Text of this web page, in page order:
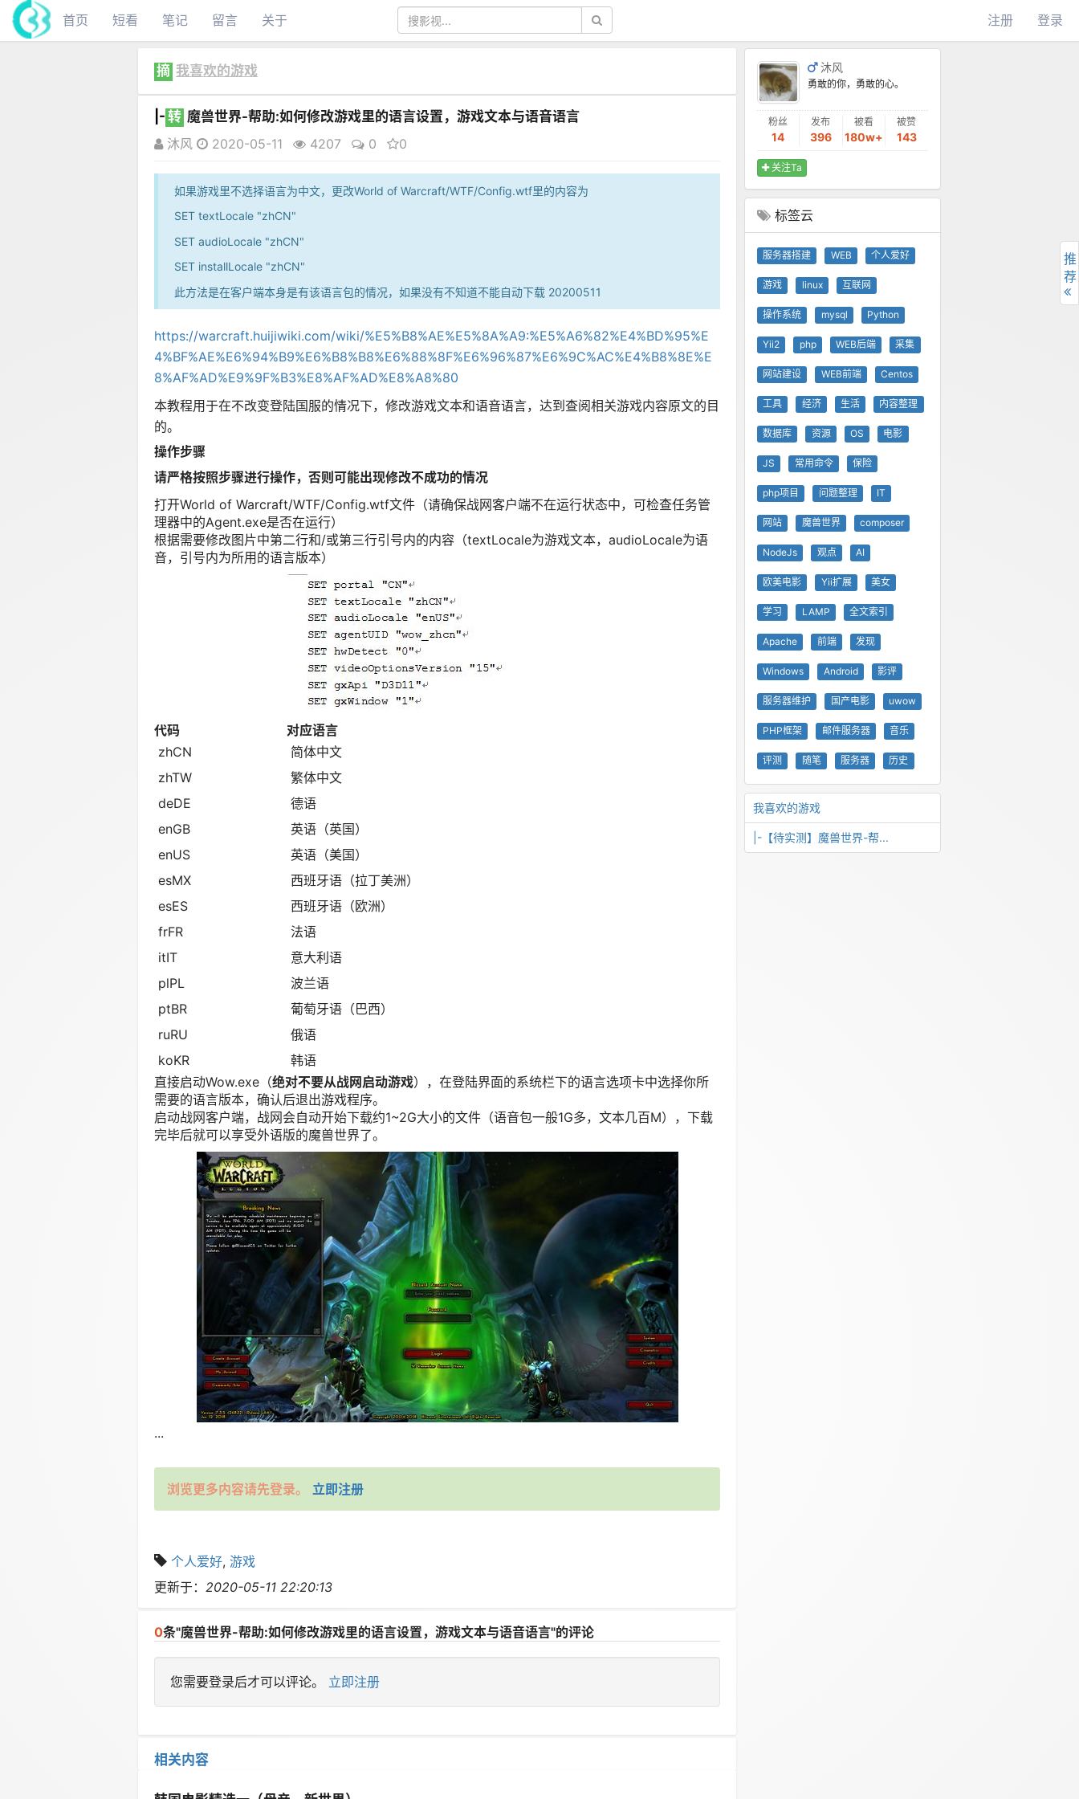
首页 短看 笔记 留言 关于 注册 登录
摘 我喜欢的游戏
|- 转 魔兽世界-帮助:如何修改游戏里的语言设置，游戏文本与语音语言
沐风
2020-05-11 4207 0 0
如果游戏里不选择语言为中文，更改World of Warcraft/WTF/Config.wtf里的内容为
SET textLocale "zhCN"
SET audioLocale "zhCN"
SET installLocale "zhCN"
此方法是在客户端本身是有该语言包的情况，如果没有不知道不能自动下载 20200511
https://warcraft.huijiwiki.com/wiki/%E5%B8%AE%E5%8A%A9:%E5%A6%82%E4%BD%95%E
4%BF%AE%E6%94%B9%E6%B8%B8%E6%88%8F%E6%96%87%E6%9C%AC%E4%B8%8E%E
8%AF%AD%E9%9F%B3%E8%AF%AD%E8%A8%80
本教程用于在不改变登陆国服的情况下，修改游戏文本和语音语言，达到查阅相关游戏内容原文的目
的。
操作步骤
请严格按照步骤进行操作，否则可能出现修改不成功的情况
打开World of Warcraft/WTF/Config.wtf文件（请确保战网客户端不在运行状态中，可检查任务管
理器中的Agent.exe是否在运行）
根据需要修改图片中第二行和/或第三行引号内的内容（textLocale为游戏文本，audioLocale为语
音，引号内为所用的语言版本）
代码
对应语言
zhCN
简体中文
zhTW
繁体中文
deDE
德语
enGB
英语（英国）
enUS
英语（美国）
esMX
西班牙语（拉丁美洲）
esES
西班牙语（欧洲）
frFR
法语
itIT
意大利语
plPL
波兰语
ptBR
葡萄牙语（巴西）
ruRU
俄语
koKR
韩语
直接启动Wow.exe（绝对不要从战网启动游戏），在登陆界面的系统栏下的语言选项卡中选择你所
需要的语言版本，确认后退出游戏程序。
启动战网客户端，战网会自动开始下载约1~2G大小的文件（语音包一般1G多，文本几百M），下载
完毕后就可以享受外语版的魔兽世界了。
...
浏览更多内容请先登录。 立即注册
个人爱好, 游戏
更新于： 2020-05-11 22:20:13
0条"魔兽世界-帮助:如何修改游戏里的语言设置，游戏文本与语音语言"的评论
您需要登录后才可以评论。 立即注册
相关内容
沐风
勇敢的你，勇敢的心。
粉丝
14
发布
396
被看
180w+
被赞
143
关注Ta
标签云
服务器搭建 WEB 个人爱好
游戏 linux 互联网
操作系统 mysql Python
Yii2 php WEB后端 采集
网站建设 WEB前端 Centos
工具 经济 生活 内容整理
数据库 资源 OS 电影
JS 常用命令 保险
php项目 问题整理 IT
网站 魔兽世界 composer
NodeJs 观点 AI
欧美电影 Yii扩展 美女
学习 LAMP 全文索引
Apache 前端 发现
Windows Android 影评
服务器维护 国产电影 uwow
PHP框架 邮件服务器 音乐
评测 随笔 服务器 历史
我喜欢的游戏
|-【待实测】魔兽世界-帮...
推
荐